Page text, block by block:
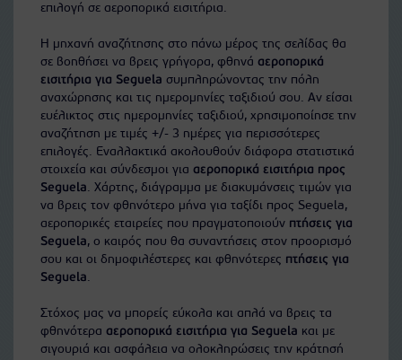
επιλογή σε αεροπορικά εισιτήρια.
Η μηχανή αναζήτησης στο πάνω μέρος της σελίδας θα
σε βοηθήσει να βρεις γρήγορα, φθηνά αεροπορικά
εισιτήρια για Seguela συμπληρώνοντας την πόλη
αναχώρησης και τις ημερομηνίες ταξιδιού σου. Αν είσαι
ευέλικτος στις ημερομηνίες ταξιδιού, χρησιμοποίησε την
αναζήτηση με τιμές +/- 3 ημέρες για περισσότερες
επιλογές. Εναλλακτικά ακολουθούν διάφορα στατιστικά
στοιχεία και σύνδεσμοι για αεροπορικά εισιτήρια προς
Seguela. Χάρτης, διάγραμμα με διακυμάνσεις τιμών για
να βρεις τον φθηνότερο μήνα για ταξίδι προς Seguela,
αεροπορικές εταιρείες που πραγματοποιούν πτήσεις για
Seguela, ο καιρός που θα συναντήσεις στον προορισμό
σου και οι δημοφιλέστερες και φθηνότερες πτήσεις για
Seguela.
Στόχος μας να μπορείς εύκολα και απλά να βρεις τα
φθηνότερα αεροπορικά εισιτήρια για Seguela και με
σιγουριά και ασφάλεια να ολοκληρώσεις την κράτησή